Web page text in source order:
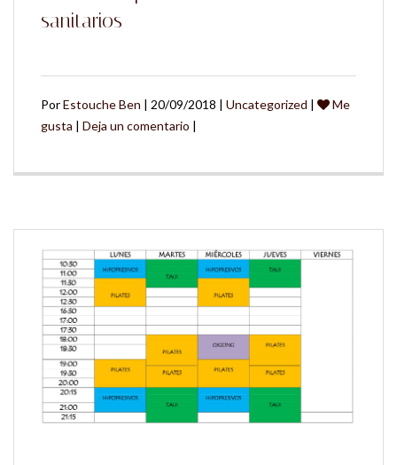
sanitarios
PorEstouche Ben | 20/09/2018 | Uncategorized |
Me
gusta | Deja un comentario |